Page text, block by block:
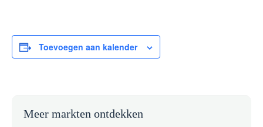
Toevoegen aan kalender
Meer markten ontdekken